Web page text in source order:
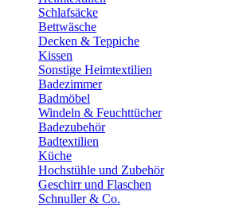
Schlafsäcke
Bettwäsche
Decken & Teppiche
Kissen
Sonstige Heimtextilien
Badezimmer
Badmöbel
Windeln & Feuchttücher
Badezubehör
Badtextilien
Küche
Hochstühle und Zubehör
Geschirr und Flaschen
Schnuller & Co.